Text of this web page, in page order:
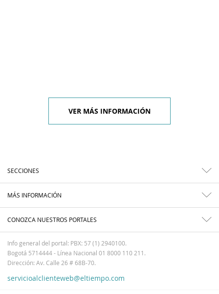
VER MÁS INFORMACIÓN
SECCIONES
MÁS INFORMACIÓN
CONOZCA NUESTROS PORTALES
Info general del portal: PBX: 57 (1) 2940100.
Bogotá 5714444 - Línea Nacional 01 8000 110 211.
Dirección: Av. Calle 26 # 68B-70.
servicioalclienteweb@eltiempo.com